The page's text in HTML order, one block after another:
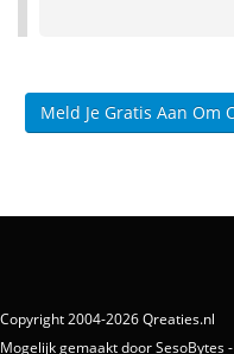
Meld Je Gratis Aan Om
Copyright 2004-2026 Qreaties.nl
Mogelijk gemaakt door SesoBytes